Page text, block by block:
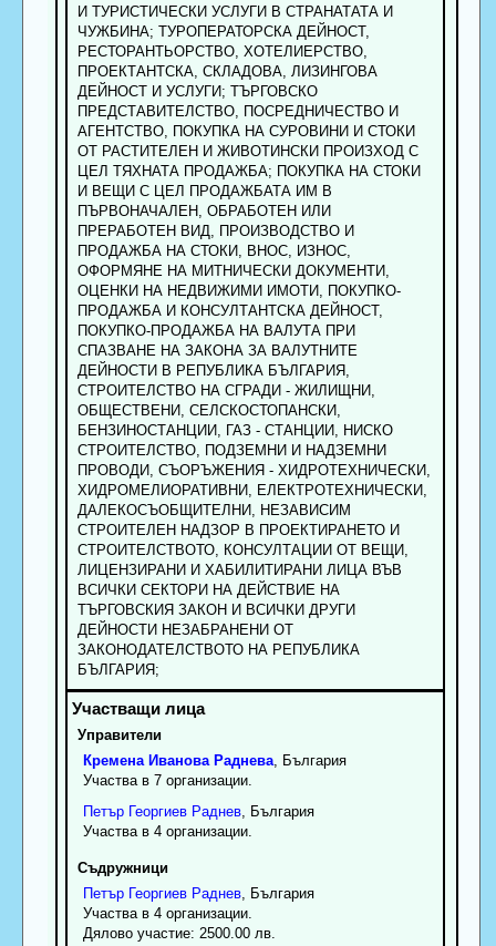
И ТУРИСТИЧЕСКИ УСЛУГИ В СТРАНАТАТА И
ЧУЖБИНА; ТУРОПЕРАТОРСКА ДЕЙНОСТ,
РЕСТОРАНТЬОРСТВО, ХОТЕЛИЕРСТВО,
ПРОЕКТАНТСКА, СКЛАДОВА, ЛИЗИНГОВА
ДЕЙНОСТ И УСЛУГИ; ТЪРГОВСКО
ПРЕДСТАВИТЕЛСТВО, ПОСРЕДНИЧЕСТВО И
АГЕНТСТВО, ПОКУПКА НА СУРОВИНИ И СТОКИ
ОТ РАСТИТЕЛЕН И ЖИВОТИНСКИ ПРОИЗХОД С
ЦЕЛ ТЯХНАТА ПРОДАЖБА; ПОКУПКА НА СТОКИ
И ВЕЩИ С ЦЕЛ ПРОДАЖБАТА ИМ В
ПЪРВОНАЧАЛЕН, ОБРАБОТЕН ИЛИ
ПРЕРАБОТЕН ВИД, ПРОИЗВОДСТВО И
ПРОДАЖБА НА СТОКИ, ВНОС, ИЗНОС,
ОФОРМЯНЕ НА МИТНИЧЕСКИ ДОКУМЕНТИ,
ОЦЕНКИ НА НЕДВИЖИМИ ИМОТИ, ПОКУПКО-
ПРОДАЖБА И КОНСУЛТАНТСКА ДЕЙНОСТ,
ПОКУПКО-ПРОДАЖБА НА ВАЛУТА ПРИ
СПАЗВАНЕ НА ЗАКОНА ЗА ВАЛУТНИТЕ
ДЕЙНОСТИ В РЕПУБЛИКА БЪЛГАРИЯ,
СТРОИТЕЛСТВО НА СГРАДИ - ЖИЛИЩНИ,
ОБЩЕСТВЕНИ, СЕЛСКОСТОПАНСКИ,
БЕНЗИНОСТАНЦИИ, ГАЗ - СТАНЦИИ, НИСКО
СТРОИТЕЛСТВО, ПОДЗЕМНИ И НАДЗЕМНИ
ПРОВОДИ, СЪОРЪЖЕНИЯ - ХИДРОТЕХНИЧЕСКИ,
ХИДРОМЕЛИОРАТИВНИ, ЕЛЕКТРОТЕХНИЧЕСКИ,
ДАЛЕКОСЪОБЩИТЕЛНИ, НЕЗАВИСИМ
СТРОИТЕЛЕН НАДЗОР В ПРОЕКТИРАНЕТО И
СТРОИТЕЛСТВОТО, КОНСУЛТАЦИИ ОТ ВЕЩИ,
ЛИЦЕНЗИРАНИ И ХАБИЛИТИРАНИ ЛИЦА ВЪВ
ВСИЧКИ СЕКТОРИ НА ДЕЙСТВИЕ НА
ТЪРГОВСКИЯ ЗАКОН И ВСИЧКИ ДРУГИ
ДЕЙНОСТИ НЕЗАБРАНЕНИ ОТ
ЗАКОНОДАТЕЛСТВОТО НА РЕПУБЛИКА
БЪЛГАРИЯ;
Управители
Кремена Иванова Раднева, България
Участва в 7 организации.
Петър Георгиев Раднев, България
Участва в 4 организации.
Съдружници
Петър Георгиев Раднев, България
Участва в 4 организации.
Дялово участие: 2500.00 лв.